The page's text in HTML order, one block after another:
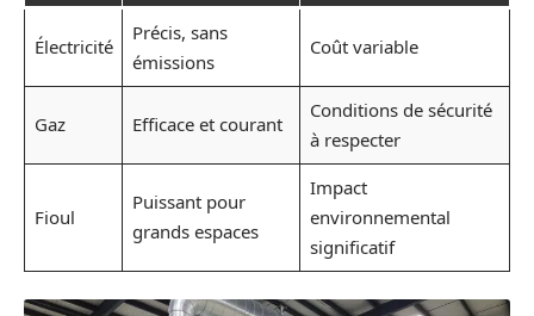
Électricité
Précis, sans
émissions
Coût variable
Gaz Efficace et courant
Conditions de sécurité
à respecter
Fioul
Puissant pour
grands espaces
Impact
environnemental
significatif